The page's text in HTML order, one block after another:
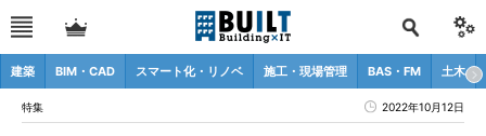
建築 BIM・CAD スマート化・リノベ 施工・現場管理 BAS・FM 土木
特集 2022年10月12日